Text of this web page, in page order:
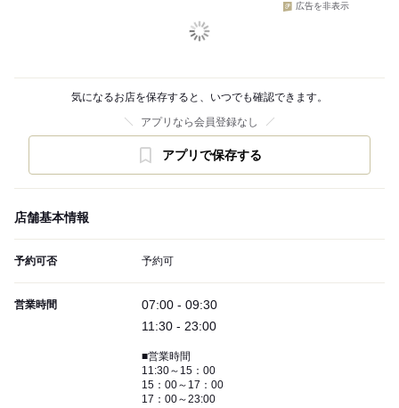
広告を非表示
気になるお店を保存すると、いつでも確認できます。
アプリなら会員登録なし
アプリで保存する
店舗基本情報
予約可否 予約可
営業時間
07:00 - 09:30
11:30 - 23:00
■営業時間
11:30～15：00
15：00～17：00
17：00～23:00